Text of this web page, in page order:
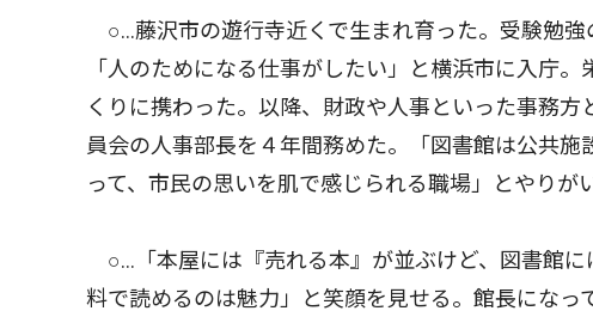
○…藤沢市の遊行寺近くで生まれ育った。受験勉強
「人のためになる仕事がしたい」と横浜市に入庁
くりに携わった。以降、財政や人事といった事務
員会の人事部長を４年間務めた。「図書館は公共
って、市民の思いを肌で感じられる職場」とやりが
○…「本屋には『売れる本』が並ぶけど、図書館
料で読めるのは魅力」と笑顔を見せる。館長にな